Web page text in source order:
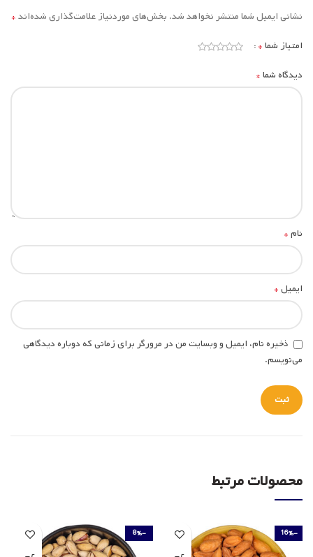
نشانی ایمیل شما منتشر نخواهد شد. بخش‌های موردنیاز علامت‌گذاری شده‌اند*
امتیاز شما*
دیدگاه شما*
نام*
ایمیل*
ذخیره نام، ایمیل و وبسایت من در مرورگر برای زمانی که دوباره دیدگاهی
می‌نویسم.
محصولات مرتبط
-16%
-8%